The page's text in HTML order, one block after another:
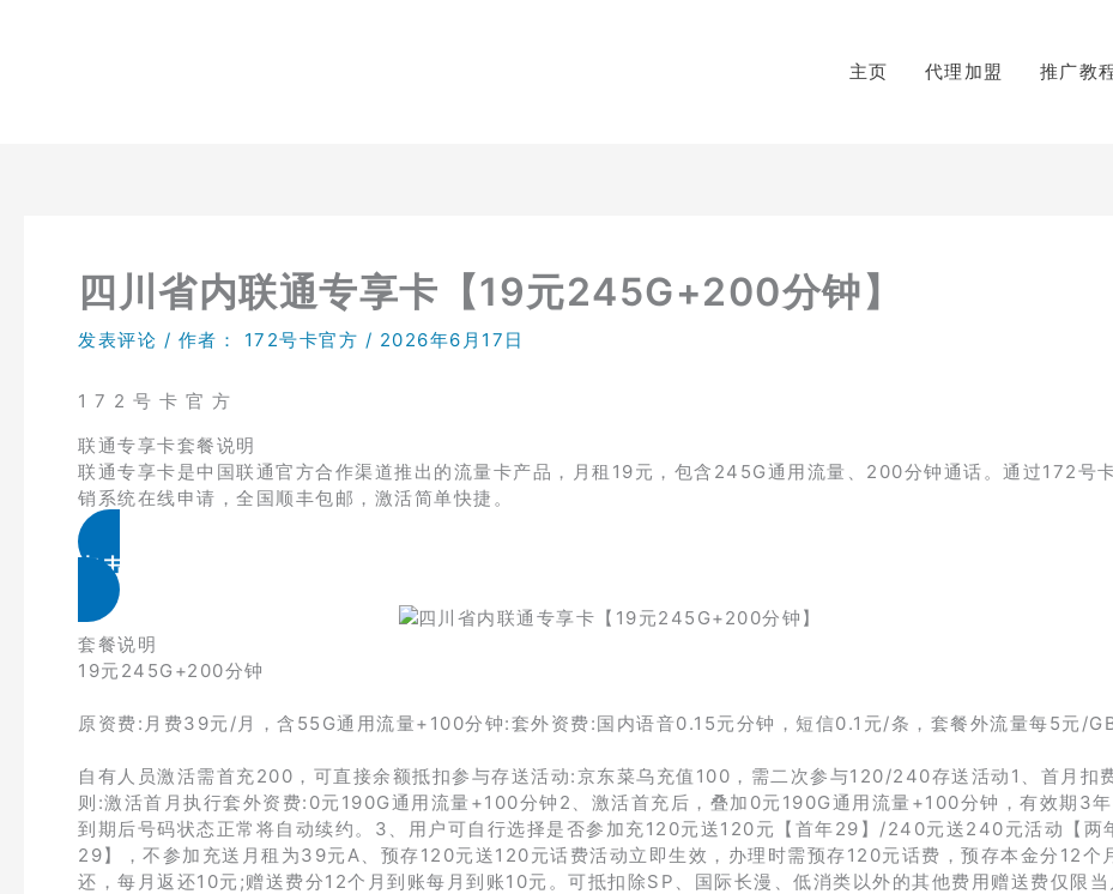
主页 代理加盟 推广教
四川省内联通专享卡【19元245G+200分钟】
发表评论 / 作者： 172号卡官方 / 2026年6月17日
1 7 2 号 卡 官 方
联通专享卡套餐说明
联通专享卡是中国联通官方合作渠道推出的流量卡产品，月租19元，包含245G通用流量、200分钟通话。通过172号
销系统在线申请，全国顺丰包邮，激活简单快捷。
点击免费领取
套餐说明
19元245G+200分钟
原资费:月费39元/月，含55G通用流量+100分钟:套外资费:国内语音0.15元分钟，短信0.1元/条，套餐外流量每5元/
自有人员激活需首充200，可直接余额抵扣参与存送活动:京东菜乌充值100，需二次参与120/240存送活动1、首月扣
则:激活首月执行套外资费:0元190G通用流量+100分钟2、激活首充后，叠加0元190G通用流量+100分钟，有效期3年
到期后号码状态正常将自动续约。3、用户可自行选择是否参加充120元送120元【首年29】/240元送240元活动【两
29】，不参加充送月租为39元A、预存120元送120元话费活动立即生效，办理时需预存120元话费，预存本金分12个
还，每月返还10元;赠送费分12个月到账每月到账10元。可抵扣除SP、国际长漫、低消类以外的其他费用赠送费仅限当